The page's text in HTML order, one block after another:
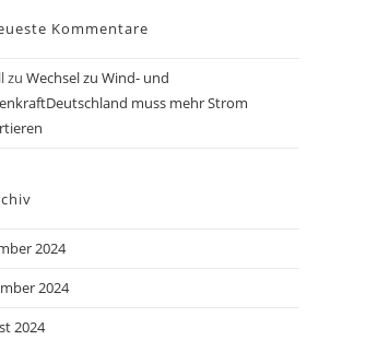
Kommentare
zu Wechsel zu Wind- und
muss mehr Strom
2024
2024
2024